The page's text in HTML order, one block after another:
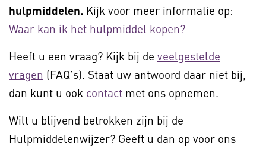
hulpmiddelen. Kijk voor meer informatie op:
Waar kan ik het hulpmiddel kopen?
Heeft u een vraag? Kijk bij de veelgestelde
vragen (FAQ's). Staat uw antwoord daar niet bij,
dan kunt u ook contact met ons opnemen.
Wilt u blijvend betrokken zijn bij de
Hulpmiddelenwijzer? Geeft u dan op voor ons